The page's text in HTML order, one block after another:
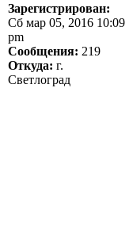
Зарегистрирован:
Сб мар 05, 2016 10:09
pm
Сообщения: 219
Откуда: г.
Светлоград